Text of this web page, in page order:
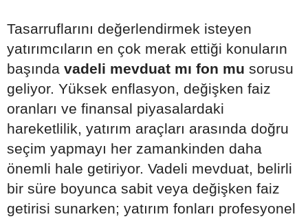
Tasarruflarını değerlendirmek isteyen
yatırımcıların en çok merak ettiği konuların
başında vadeli mevduat mı fon mu sorusu
geliyor. Yüksek enflasyon, değişken faiz
oranları ve finansal piyasalardaki
hareketlilik, yatırım araçları arasında doğru
seçim yapmayı her zamankinden daha
önemli hale getiriyor. Vadeli mevduat, belirli
bir süre boyunca sabit veya değişken faiz
getirisi sunarken; yatırım fonları profesyonel